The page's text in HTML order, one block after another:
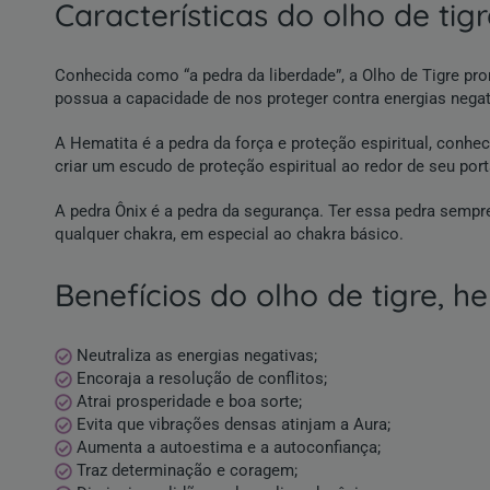
características do olho de
Conhecida como “a pedra da liberdade”, a Olho de Tigre
possua a capacidade de nos proteger contra energias
A Hematita é a pedra da força e proteção espiritual,
criar um escudo de proteção espiritual ao redor de seu
A pedra Ônix é a pedra da segurança. Ter essa pedra
qualquer chakra, em especial ao chakra básico.
benefícios do olho de tigre,
Neutraliza as energias negativas;
Encoraja a resolução de conflitos;
Atrai prosperidade e boa sorte;
Evita que vibrações densas atinjam a Aura;
Aumenta a autoestima e a autoconfiança;
Traz determinação e coragem;